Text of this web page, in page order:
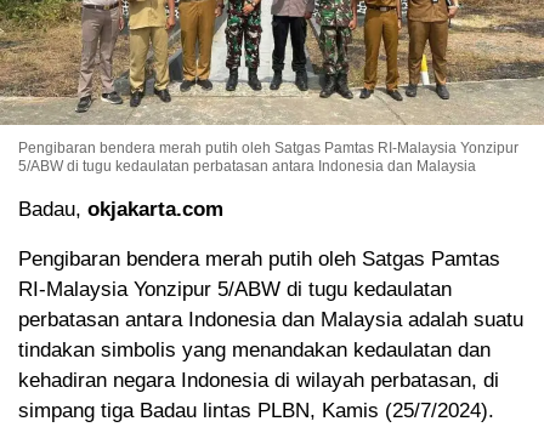
Pengibaran bendera merah putih oleh Satgas Pamtas RI-Malaysia Yonzipur
5/ABW di tugu kedaulatan perbatasan antara Indonesia dan Malaysia
Badau, okjakarta.com
Pengibaran bendera merah putih oleh Satgas Pamtas
RI-Malaysia Yonzipur 5/ABW di tugu kedaulatan
perbatasan antara Indonesia dan Malaysia adalah suatu
tindakan simbolis yang menandakan kedaulatan dan
kehadiran negara Indonesia di wilayah perbatasan, di
simpang tiga Badau lintas PLBN, Kamis (25/7/2024).